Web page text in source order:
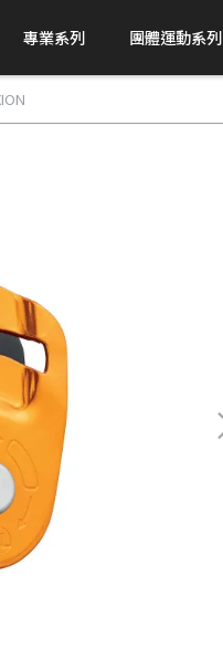
專業系列 團體運動系列